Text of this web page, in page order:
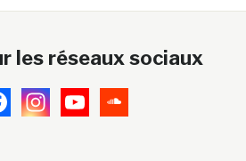
les réseaux sociaux